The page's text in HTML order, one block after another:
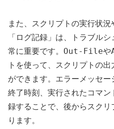
また、スクリプトの実行状
「ログ記録」は、トラブル
常に重要です。 Out-Fileや
トを使って、スクリプトの
ができます。エラーメッセー
終了時刻、実行されたコマ
録することで、後からスク
ります。